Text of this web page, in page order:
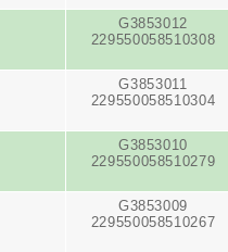
G3853012
229550058510308
G3853011
229550058510304
G3853010
229550058510279
G3853009
229550058510267